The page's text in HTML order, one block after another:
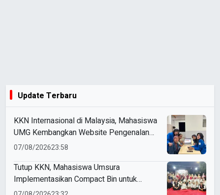
Update Terbaru
KKN Internasional di Malaysia, Mahasiswa
UMG Kembangkan Website Pengenalan
Budaya Indonesia
07/08/202623:58
Tutup KKN, Mahasiswa Umsura
Implementasikan Compact Bin untuk
Sampah Anorganik di Ketabang